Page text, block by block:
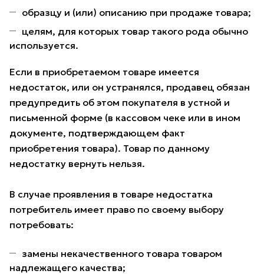
образцу и (или) описанию при продаже товара;
целям, для которых товар такого рода обычно
используется.
Если в приобретаемом товаре имеется
недостаток, или он устранялся, продавец обязан
предупредить об этом покупателя в устной и
письменной форме (в кассовом чеке или в ином
документе, подтверждающем факт
приобретения товара). Товар по данному
недостатку вернуть нельзя.
В случае проявления в товаре недостатка
потребитель имеет право по своему выбору
потребовать:
замены некачественного товара товаром
надлежащего качества;